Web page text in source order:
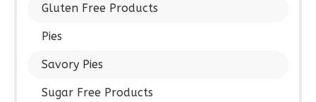
Gluten Free Products
Pies
Savory Pies
Sugar Free Products